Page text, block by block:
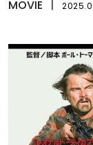
族』
MOVIE